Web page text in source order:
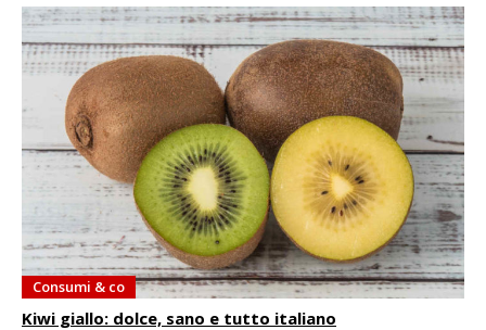
Consumi & co
Kiwi giallo: dolce, sano e tutto italiano